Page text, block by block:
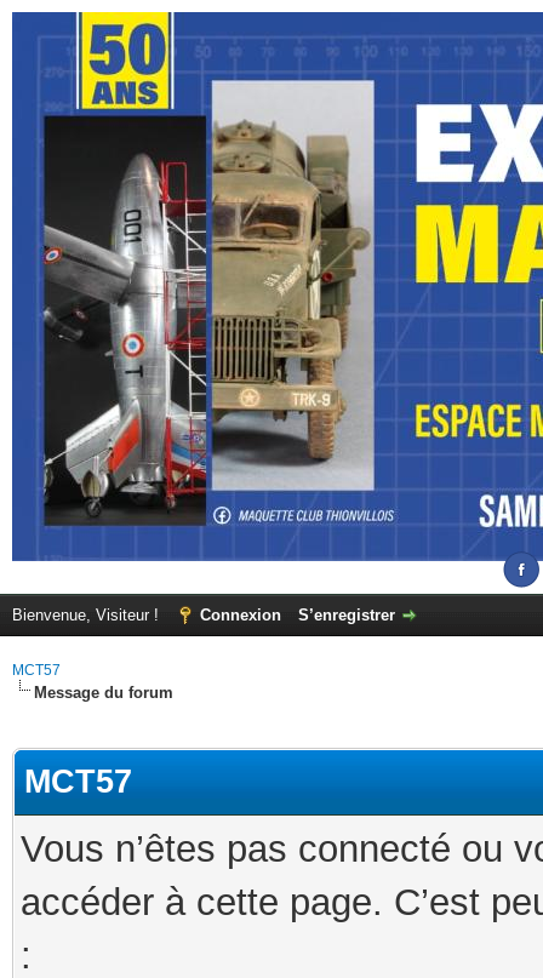
Bienvenue, Visiteur ! Connexion S’enregistrer
MCT57
Message du forum
MCT57
Vous n’êtes pas connecté ou
accéder à cette page. C’est
: